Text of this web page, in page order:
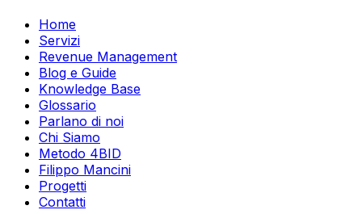
Home
Servizi
Revenue Management
Blog e Guide
Knowledge Base
Glossario
Parlano di noi
Chi Siamo
Metodo 4BID
Filippo Mancini
Progetti
Contatti